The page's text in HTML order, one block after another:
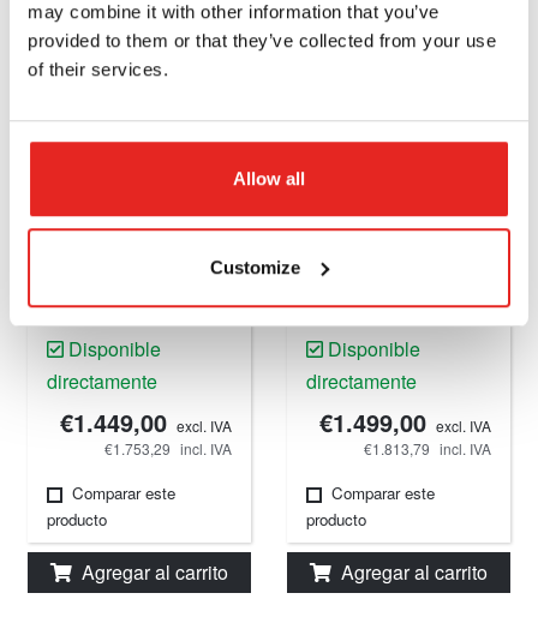
may combine it with other information that you’ve
provided to them or that they’ve collected from your use
of their services.
Allow all
Customize
ECO.50-T
perforación
magnética, 50 mm,
220 V.
Disponible
directamente
€1.449,00 excl. IVA
€1.753,29 incl. IVA
Comparar este
producto
Agregar al carrito
ECO.50+/T
Máquina de
perforación
magnética, 50 mm,
220 V.
Disponible
directamente
€1.499,00 excl. IVA
€1.813,79 incl. IVA
Comparar este
producto
Agregar al carrito